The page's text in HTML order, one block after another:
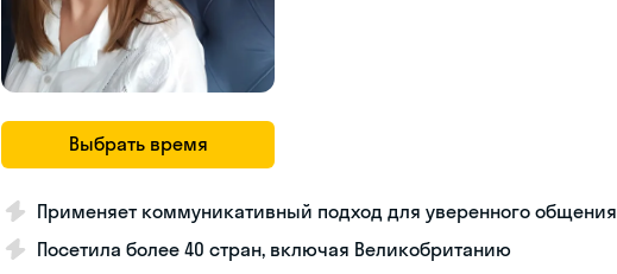
Выбрать время
Применяет коммуникативный подход для уверенного общения
Посетила более 40 стран, включая Великобританию